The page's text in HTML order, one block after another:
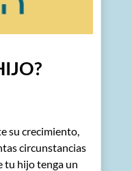
su crecimiento,
circunstancias
tu hijo tenga un